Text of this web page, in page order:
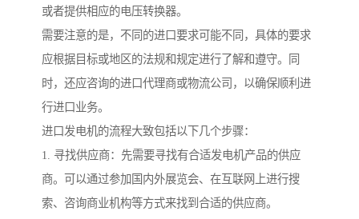
或者提供相应的电压转换器。
需要注意的是，不同的进口要求可能不同，具体的要求
应根据目标或地区的法规和规定进行了解和遵守。同
时，还应咨询的进口代理商或物流公司，以确保顺利进
行进口业务。
进口发电机的流程大致包括以下几个步骤：
1. 寻找供应商：先需要寻找有合适发电机产品的供应
商。可以通过参加国内外展览会、在互联网上进行搜
索、咨询商业机构等方式来找到合适的供应商。